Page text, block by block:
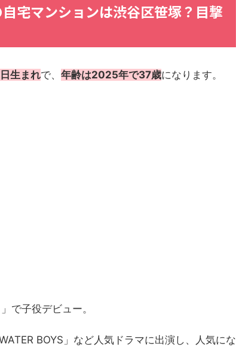
自宅マンションは渋谷区笹塚？ 目撃
生まれで、 年齢は2025年で37歳になります。
で子役デビュー。
BOYS」など人気ドラマに出演し、人気にな